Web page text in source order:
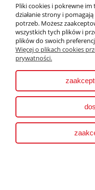
pokaż
Sklep
Pliki cookies i pokrewne
działanie strony i
potrzeb. Możesz
wszystkich tych plików i
plików do swoich
Więcej o plikach cookies
prywatności.